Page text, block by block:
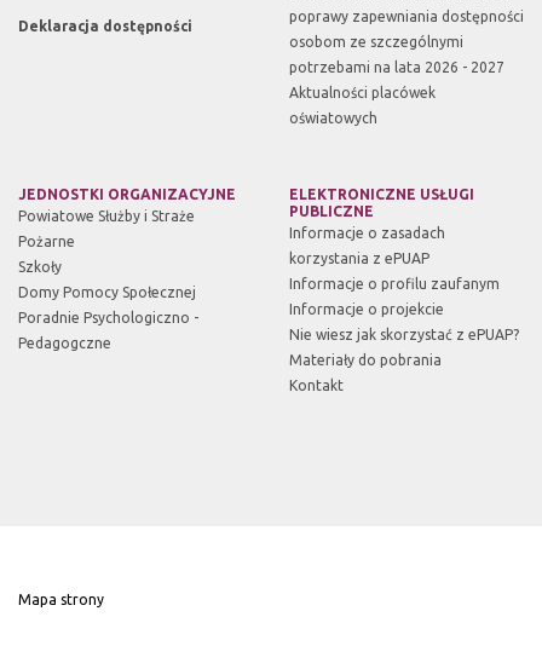
Deklaracja dostępności
poprawy zapewniania dostępności
osobom ze szczególnymi
potrzebami na lata 2026 - 2027
Aktualności placówek
oświatowych
JEDNOSTKI ORGANIZACYJNE
Powiatowe Służby i Straże
Pożarne
Szkoły
Domy Pomocy Społecznej
Poradnie Psychologiczno -
Pedagogczne
ELEKTRONICZNE USŁUGI
PUBLICZNE
Informacje o zasadach
korzystania z ePUAP
Informacje o profilu zaufanym
Informacje o projekcie
Nie wiesz jak skorzystać z ePUAP?
Materiały do pobrania
Kontakt
Mapa strony